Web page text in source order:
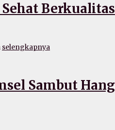
Berkualitas
selengkapnya
Sambut